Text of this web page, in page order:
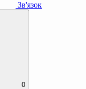
Зв'язок
0